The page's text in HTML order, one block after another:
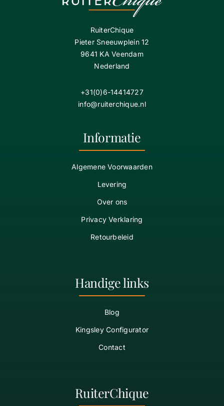
RuiterChique
Pieter Sneeuwplein 12
9641 KA Veendam
Nederland
+31(0)6-14414727
info@ruiterchique.nl
Informatie
Algemene Voorwaarden
Levering
Over ons
Privacy Verklaring
Retourbeleid
Handige links
Blog
Kingsley Configurator
Contact
RuiterChique